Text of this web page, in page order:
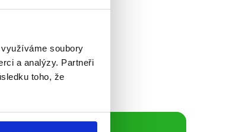
soubory
a analýzy. Partneři
toho, že
vyjadřoval